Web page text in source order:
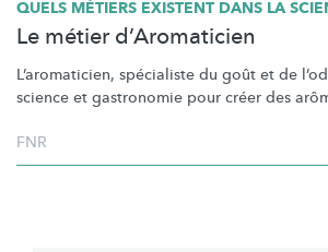
QUELS MÉTIERS EXISTENT DANS LA
Le métier d’Aromaticien
L’aromaticien, spécialiste du goût et de
science et gastronomie pour créer des
FNR